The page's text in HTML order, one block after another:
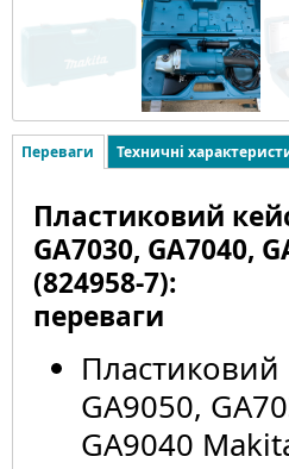
Переваги Техничні
Пластиковий
GA7030, GA7040,
(824958-7):
переваги
GA9050,
GA9040